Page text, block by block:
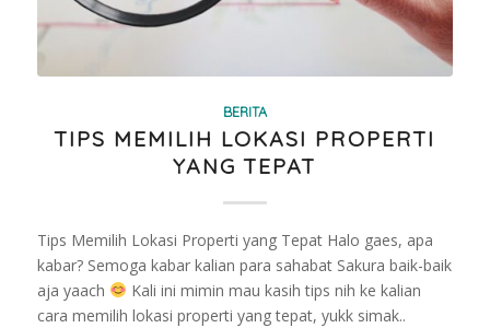
BERITA
TIPS MEMILIH LOKASI PROPERTI
YANG TEPAT
Tips Memilih Lokasi Properti yang Tepat Halo gaes, apa
kabar? Semoga kabar kalian para sahabat Sakura baik-baik
aja yaach
Kali ini mimin mau kasih tips nih ke kalian
cara memilih lokasi properti yang tepat, yukk simak..